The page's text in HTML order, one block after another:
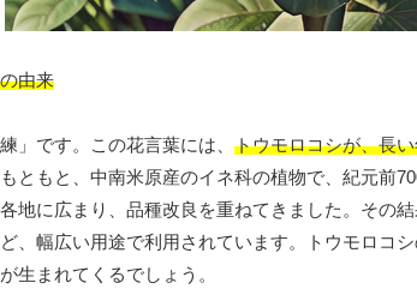
由来
」です。この花言葉には、 トウモロコシが、長
ともと、中南米原産のイネ科の植物で、紀元前
地に広まり、品種改良を重ねてきました。その
、幅広い用途で利用されています。トウモロコ
生まれてくるでしょう。